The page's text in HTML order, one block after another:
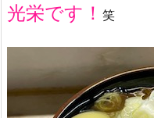
光栄です！ 笑